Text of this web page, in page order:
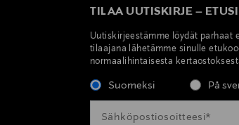
TILAA UUTISKIRJE – ETUSI
Uutiskirjeestämme löydät parhaat
tilaajana lähetämme sinulle
normaalihintaisesta
Suomeksi På